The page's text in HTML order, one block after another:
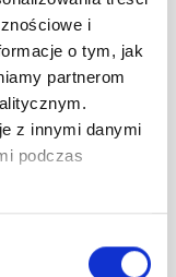
i
o tym, jak
partnerom
z innymi danymi
podczas
dla klientek
je na